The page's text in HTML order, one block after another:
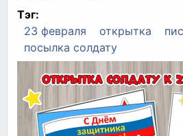
Тэг:
23 февраля
открытка
посылка солдату